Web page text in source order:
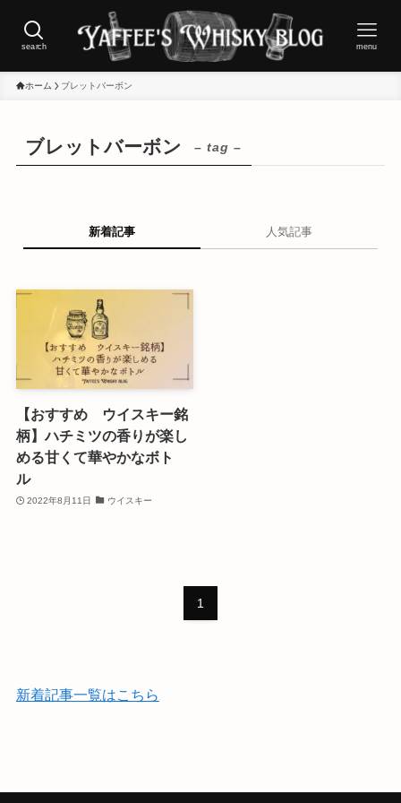
search menu
ホーム ブレットバーボン
ブレットバーボン – tag –
新着記事 人気記事
【おすすめ ウイスキー銘
柄】ハチミツの香りが楽し
める甘くて華やかなボト
ル
2022年8月11日 ウイスキー
1
新着記事一覧はこちら